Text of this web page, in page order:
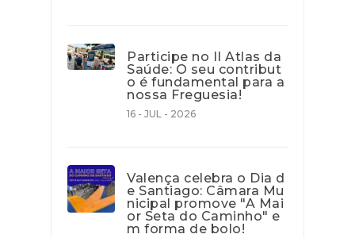
Participe no II Atlas da
Saúde: O seu contribut
o é fundamental para a
nossa Freguesia!
16 - JUL - 2026
Valença celebra o Dia d
e Santiago: Câmara Mu
nicipal promove "A Mai
or Seta do Caminho" e
m forma de bolo!